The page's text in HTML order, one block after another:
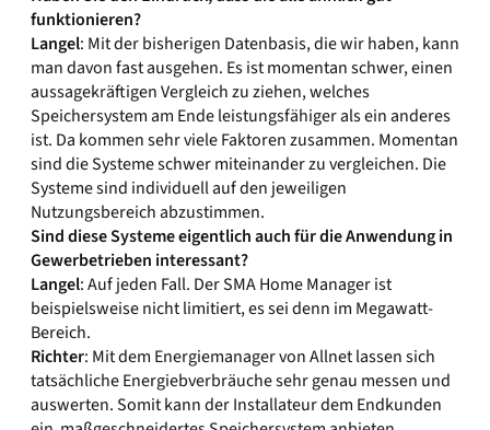
funktionieren?
Langel: Mit der bisherigen Datenbasis, die wir haben, kann
man davon fast ausgehen. Es ist momentan schwer, einen
aussagekräftigen Vergleich zu ziehen, welches
Speichersystem am Ende leistungsfähiger als ein anderes
ist. Da kommen sehr viele Faktoren zusammen. Momentan
sind die Systeme schwer miteinander zu vergleichen. Die
Systeme sind individuell auf den jeweiligen
Nutzungsbereich abzustimmen.
Sind diese Systeme eigentlich auch für die Anwendung in
Gewerbetrieben interessant?
Langel: Auf jeden Fall. Der SMA Home Manager ist
beispielsweise nicht limitiert, es sei denn im Megawatt-
Bereich.
Richter: Mit dem Energiemanager von Allnet lassen sich
tatsächliche Energiebverbräuche sehr genau messen und
auswerten. Somit kann der Installateur dem Endkunden